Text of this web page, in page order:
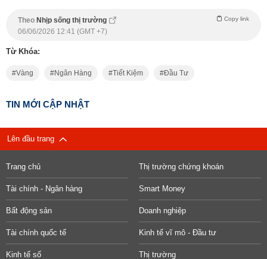
Theo Nhịp sống thị trường Copy link
06/06/2026 12:41 (GMT +7)
Từ Khóa:
Vàng Ngân Hàng Tiết Kiệm Đầu Tư
TIN MỚI CẬP NHẬT
Lên đầu trang
Trang chủ Thị trường chứng khoán
Tài chính - Ngân hàng Smart Money
Bất động sản Doanh nghiệp
Tài chính quốc tế Kinh tế vĩ mô - Đầu tư
Kinh tế số Thị trường